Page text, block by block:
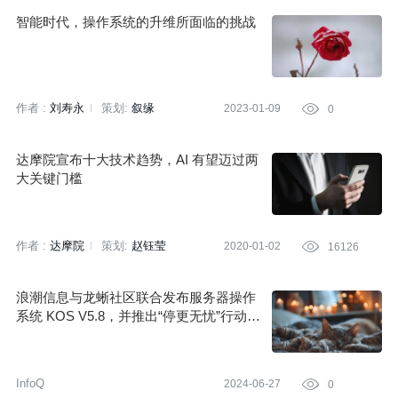
智能时代，操作系统的升维所面临的挑战
作者 : 刘寿永 策划: 叙缘 2023-01-09  0
达摩院宣布十大技术趋势，AI 有望迈过两
大关键门槛
作者 : 达摩院 策划: 赵钰莹 2020-01-02  16126
浪潮信息与龙蜥社区联合发布服务器操作
系统 KOS V5.8，并推出“停更无忧”行动计
InfoQ 2024-06-27  0